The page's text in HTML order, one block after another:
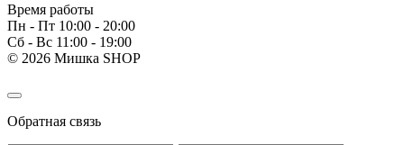
Время работы
Пн - Пт 10:00 - 20:00
Сб - Вс 11:00 - 19:00
© 2026 Мишка SHOP
Обратная связь